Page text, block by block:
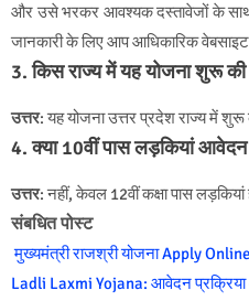
और उसे भरकर आवश्यक दस्तावेजों के
जानकारी के लिए आप आधिकारिक
3. किस राज्य में यह योजना शुरू की
उत्तर: यह योजना उत्तर प्रदेश राज्य में शुरू
4. क्या 10वीं पास लड़कियां
उत्तर: नहीं, केवल 12वीं कक्षा पास
संबधित पोस्ट
मुख्यमंत्री राजश्री योजना Apply
Ladli Laxmi Yojana: आवेदन प्रक्रिया